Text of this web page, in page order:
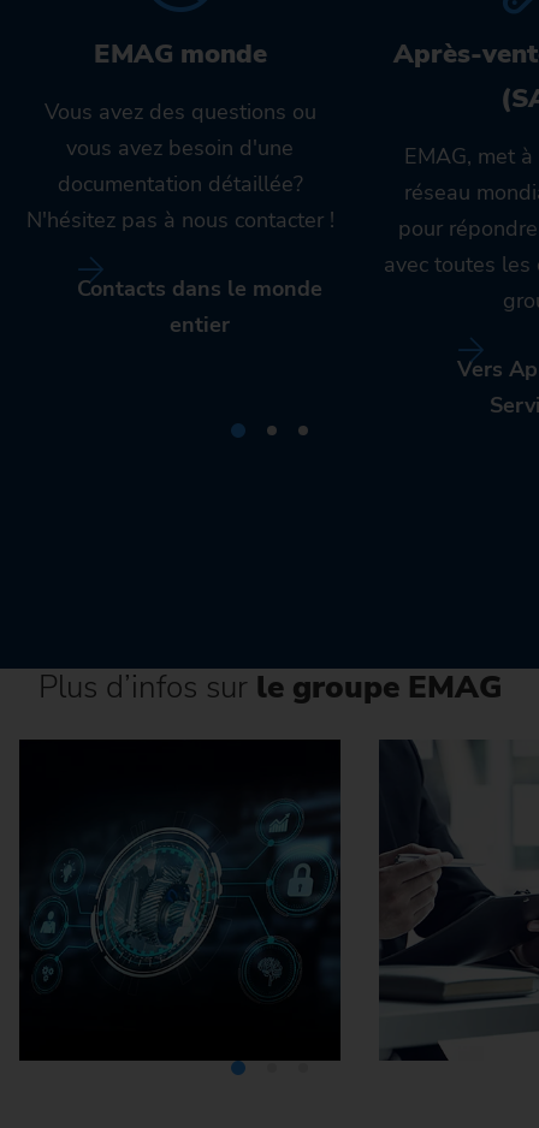
EMAG monde
Vous avez des questions ou
vous avez besoin d'une
documentation détaillée?
N'hésitez pas à nous contacter !
Contacts dans le monde
entier
Après-
EMAG, met
réseau
pour
avec toutes les
Vers
Plus d’infos sur le groupe EMAG